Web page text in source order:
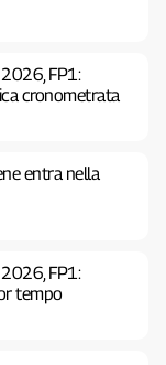
FP1:
cronometrata
entra nella
FP1:
tempo